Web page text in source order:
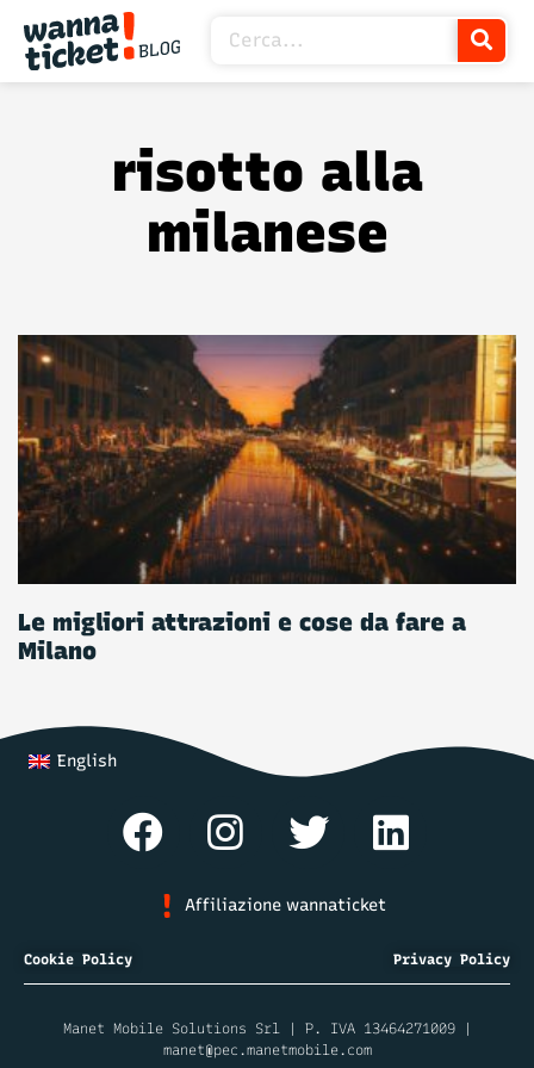
risotto alla
milanese
Le migliori attrazioni e cose da fare a
Milano
English
Affiliazione wannaticket
Cookie Policy Privacy Policy
Manet Mobile Solutions Srl | P. IVA 13464271009 |
manet@pec.manetmobile.com